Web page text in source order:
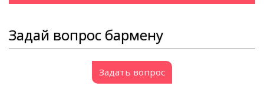
Задай вопрос бармену
Задать вопрос